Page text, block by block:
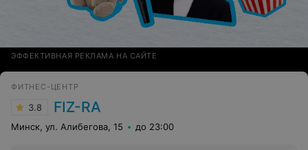
ЭФФЕКТИВНАЯ РЕКЛАМА НА САЙТЕ
ФИТНЕС-ЦЕНТР
3.8 FIZ-RA
Минск, ул. Алибегова, 15 до 23:00